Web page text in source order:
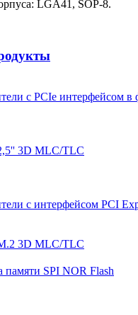
LGA41, SOP-8.
с PCIe интерфейсом в
3D MLC/TLC
с интерфейсом PCI
3D MLC/TLC
памяти SPI NOR Flash